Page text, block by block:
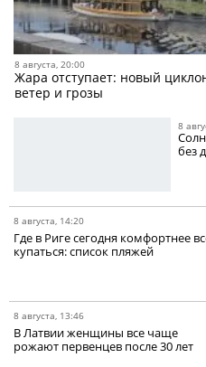
8 августа, 20:00
Жара отступает: новый
ветер и грозы
8
без
8 августа, 14:20
Где в Риге сегодня комфортнее
купаться: список пляжей
8 августа, 13:46
В Латвии женщины все чаще
рожают первенцев после 30 лет